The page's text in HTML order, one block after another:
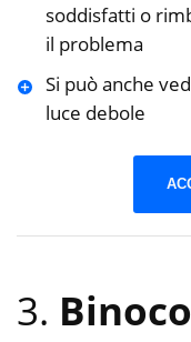
soddisfatti o
il problema
Si può anche
luce debole
3.